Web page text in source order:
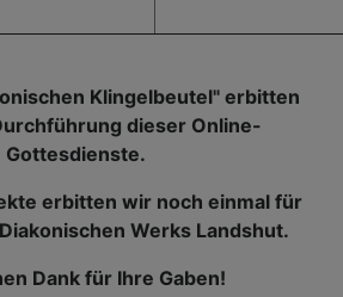
Klingelbeutel" erbitten
dieser Online-
Gottesdienste.
erbitten wir noch einmal für
Werks Landshut.
Dank für Ihre Gaben!